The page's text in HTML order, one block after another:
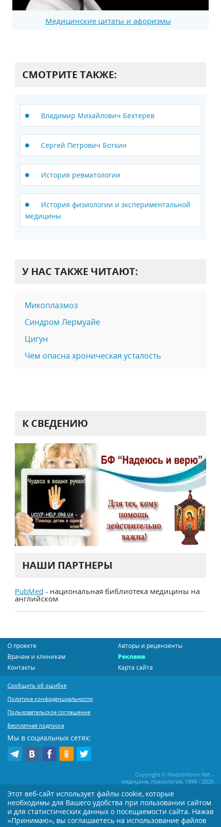
Медицинские цитаты и афоризмы
СМОТРИТЕ ТАКЖЕ:
Владимир Михайлович Бехтерев
Сергей Петрович Боткин
История ревматологии
История физиологии и экспериментальной
медицины
У НАС ТАКЖЕ ЧИТАЮТ:
Микоплазмоз
Синдром Лермуайе
Цигун
Чем опасна хроническая усталость
К СВЕДЕНИЮ
НАШИ ПАРТНЕРЫ
PubMed - национальная библиотека медицины на
английском
О проекте
Авторы и рецензенты
Врачам и клиникам
Реклама
Контакты
Карта сайта
Сообщить об ошибке
Политика конфиденциальности
Пользовательское соглашение
Бесплатная подписка
Мы в социальных сетях:
Copyright © MedicInform.Net -
медицина, психология, 1999 - 2026
Копирование или иное распространение статей нашего сайта строго
воспрещается. Копирование раздела "Новости" допускается при наличии
активной открытой для поисковиков ссылки на MedicInform.Net
Этот веб-сайт использует файлы cookie, которые
необходимы для Вашего удобства при пользовании сайтом
и для статистических данных о посещаемости сайта. Нажав
«Принимаю», вы соглашаетесь на использование файлов